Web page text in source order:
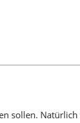
sollen.